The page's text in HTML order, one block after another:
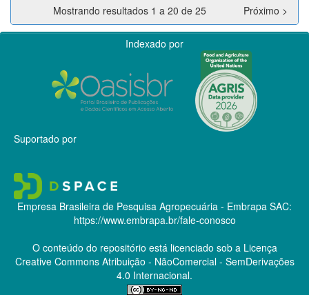
Mostrando resultados 1 a 20 de 25
Próximo >
Indexado por
Suportado por
Empresa Brasileira de Pesquisa Agropecuária - Embrapa SAC:
https://www.embrapa.br/fale-conosco
O conteúdo do repositório está licenciado sob a Licença
Creative CommonsAtribuição - NãoComercial - SemDerivações
4.0 Internacional.